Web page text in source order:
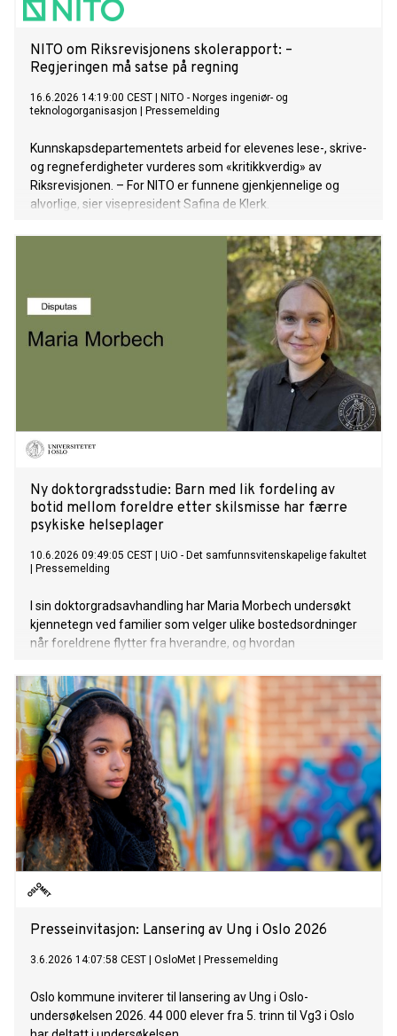
NITO om Riksrevisjonens skolerapport: –
Regjeringen må satse på regning
16.6.2026 14:19:00 CEST
NITO - Norges ingeniør- og
teknologorganisasjon
Pressemelding
Kunnskapsdepartementets arbeid for elevenes lese-, skrive-
og regneferdigheter vurderes som «kritikkverdig» av
Riksrevisjonen. – For NITO er funnene gjenkjennelige og
alvorlige, sier visepresident Safina de Klerk.
Ny doktorgradsstudie: Barn med lik fordeling av
botid mellom foreldre etter skilsmisse har færre
psykiske helseplager
10.6.2026 09:49:05 CEST
UiO - Det samfunnsvitenskapelige fakultet
Pressemelding
I sin doktorgradsavhandling har Maria Morbech undersøkt
kjennetegn ved familier som velger ulike bostedsordninger
når foreldrene flytter fra hverandre, og hvordan
helse.
Presseinvitasjon: Lansering av Ung i Oslo 2026
3.6.2026 14:07:58 CEST OsloMet Pressemelding
Oslo kommune inviterer til lansering av Ung i Oslo-
undersøkelsen 2026. 44 000 elever fra 5. trinn til Vg3 i Oslo